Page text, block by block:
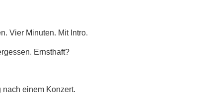
Vier Minuten. Mit Intro.
Ernsthaft?
nach einem Konzert.